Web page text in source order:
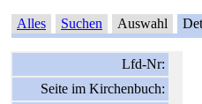
Alles Suchen Auswahl
Lfd-Nr:
Seite im Kirchenbuch: